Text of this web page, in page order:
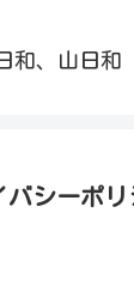
和、山日和
バシーポリ